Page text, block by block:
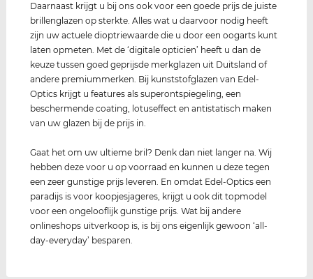
Daarnaast krijgt u bij ons ook voor een goede prijs de juiste
brillenglazen op sterkte. Alles wat u daarvoor nodig heeft
zijn uw actuele dioptriewaarde die u door een oogarts kunt
laten opmeten. Met de ‘digitale opticien’ heeft u dan de
keuze tussen goed geprijsde merkglazen uit Duitsland of
andere premiummerken. Bij kunststofglazen van Edel-
Optics krijgt u features als superontspiegeling, een
beschermende coating, lotuseffect en antistatisch maken
van uw glazen bij de prijs in.
Gaat het om uw ultieme bril? Denk dan niet langer na. Wij
hebben deze voor u op voorraad en kunnen u deze tegen
een zeer gunstige prijs leveren. En omdat Edel-Optics een
paradijs is voor koopjesjageres, krijgt u ook dit topmodel
voor een ongelooflijk gunstige prijs. Wat bij andere
onlineshops uitverkoop is, is bij ons eigenlijk gewoon ‘all-
day-everyday’ besparen.